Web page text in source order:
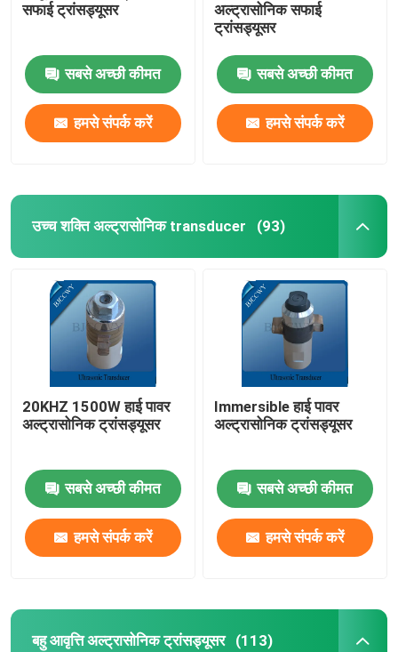
सफाई ट्रांसड्यूसर
सबसे अच्छी कीमत
हमसे संपर्क करें
अल्ट्रासोनिक सफाई
ट्रांसड्यूसर
सबसे अच्छी कीमत
हमसे संपर्क करें
उच्च शक्ति अल्ट्रासोनिक transducer (93)
20KHZ 1500W हाई पावर
अल्ट्रासोनिक ट्रांसड्यूसर
सबसे अच्छी कीमत
हमसे संपर्क करें
Immersible हाई पावर
अल्ट्रासोनिक ट्रांसड्यूसर
सबसे अच्छी कीमत
हमसे संपर्क करें
बहु आवृत्ति अल्ट्रासोनिक ट्रांसड्यूसर (113)